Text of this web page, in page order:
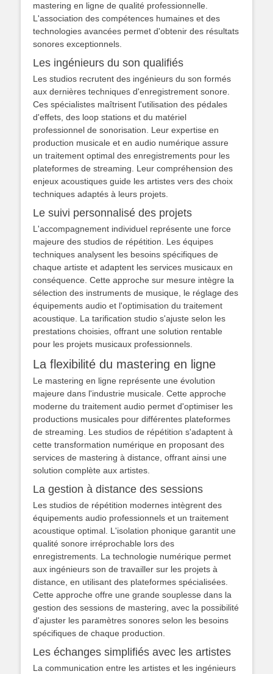
mastering en ligne de qualité professionnelle.
L'association des compétences humaines et des
technologies avancées permet d'obtenir des résultats
sonores exceptionnels.
Les ingénieurs du son qualifiés
Les studios recrutent des ingénieurs du son formés
aux dernières techniques d'enregistrement sonore.
Ces spécialistes maîtrisent l'utilisation des pédales
d'effets, des loop stations et du matériel
professionnel de sonorisation. Leur expertise en
production musicale et en audio numérique assure
un traitement optimal des enregistrements pour les
plateformes de streaming. Leur compréhension des
enjeux acoustiques guide les artistes vers des choix
techniques adaptés à leurs projets.
Le suivi personnalisé des projets
L'accompagnement individuel représente une force
majeure des studios de répétition. Les équipes
techniques analysent les besoins spécifiques de
chaque artiste et adaptent les services musicaux en
conséquence. Cette approche sur mesure intègre la
sélection des instruments de musique, le réglage des
équipements audio et l'optimisation du traitement
acoustique. La tarification studio s'ajuste selon les
prestations choisies, offrant une solution rentable
pour les projets musicaux professionnels.
La flexibilité du mastering en ligne
Le mastering en ligne représente une évolution
majeure dans l'industrie musicale. Cette approche
moderne du traitement audio permet d'optimiser les
productions musicales pour différentes plateformes
de streaming. Les studios de répétition s'adaptent à
cette transformation numérique en proposant des
services de mastering à distance, offrant ainsi une
solution complète aux artistes.
La gestion à distance des sessions
Les studios de répétition modernes intègrent des
équipements audio professionnels et un traitement
acoustique optimal. L'isolation phonique garantit une
qualité sonore irréprochable lors des
enregistrements. La technologie numérique permet
aux ingénieurs son de travailler sur les projets à
distance, en utilisant des plateformes spécialisées.
Cette approche offre une grande souplesse dans la
gestion des sessions de mastering, avec la possibilité
d'ajuster les paramètres sonores selon les besoins
spécifiques de chaque production.
Les échanges simplifiés avec les artistes
La communication entre les artistes et les ingénieurs